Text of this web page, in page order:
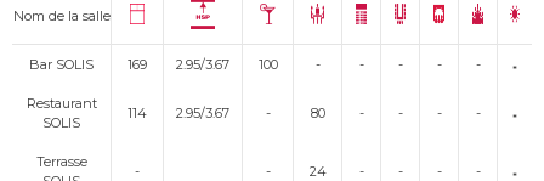
Nom de la salle
Bar SOLIS 169 2.95/3.67 100 - - - - -
Restaurant
SOLIS
114 2.95/3.67 - 80 - - - -
Terrasse
- - 24 - - - -